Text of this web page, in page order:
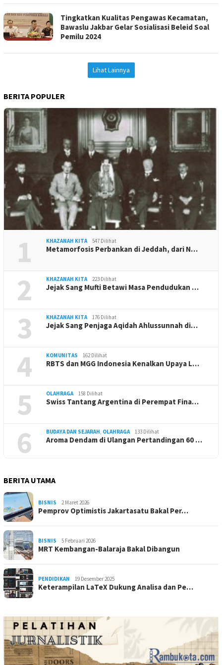
Tingkatkan Kualitas Pengawas Kecamatan,
Bawaslu Jakbar Gelar Sosialisasi Beleid Soal
Pemilu 2024
Lihat Lainnya
BERITA POPULER
1 KHAZANAH KITA 547 Dilihat
Metamorfosis Perbankan di Jeddah, dari N…
2 KHAZANAH KITA 223 Dilihat
Jejak Sang Mufti Betawi Masa Pendudukan …
3 KHAZANAH KITA 176 Dilihat
Jejak Sang Penjaga Aqidah Ahlussunnah di…
4 KOMUNITAS 162 Dilihat
RBTS dan MGG Indonesia Kenalkan Upaya L…
5 OLAHRAGA 158 Dilihat
Swiss Tantang Argentina di Perempat Fina…
6 BUDAYA DAN SEJARAH OLAHRAGA 133 Dilihat
Aroma Dendam di Ulangan Pertandingan 60 …
BERITA UTAMA
BISNIS 2 Maret 2026
Pemprov Optimistis Jakartasatu Bakal Per…
BISNIS 5 Februari 2026
MRT Kembangan-Balaraja Bakal Dibangun
PENDIDIKAN 19 Desember 2025
Keterampilan LaTeX Dukung Analisa dan Pe…